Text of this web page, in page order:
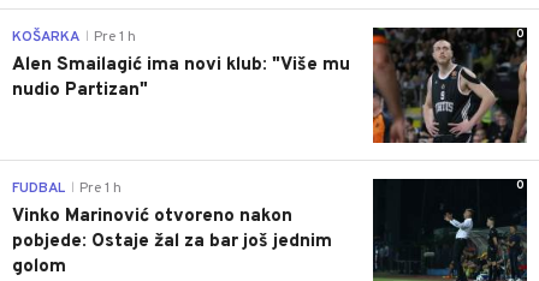
0
KOŠARKA Pre 1 h
Alen Smailagić ima novi klub: "Više mu
nudio Partizan"
0
FUDBAL Pre 1 h
Vinko Marinović otvoreno nakon
pobjede: Ostaje žal za bar još jednim
golom